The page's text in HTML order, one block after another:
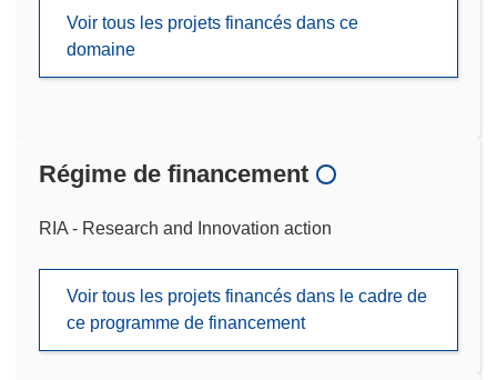
Voir tous les projets financés dans ce
domaine
Régime de financement
RIA - Research and Innovation action
Voir tous les projets financés dans le cadre de
ce programme de financement